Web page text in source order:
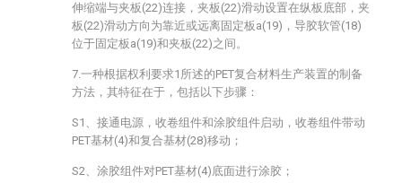
伸缩端与夹板(22)连接，夹板(22)滑动设置在纵板底部，夹
板(22)滑动方向为靠近或远离固定板a(19)，导胶软管(18)
位于固定板a(19)和夹板(22)之间。
7.一种根据权利要求1所述的PET复合材料生产装置的制备
方法，其特征在于，包括以下步骤：
S1、接通电源，收卷组件和涂胶组件启动，收卷组件带动
PET基材(4)和复合基材(28)移动；
S2、涂胶组件对PET基材(4)底面进行涂胶；